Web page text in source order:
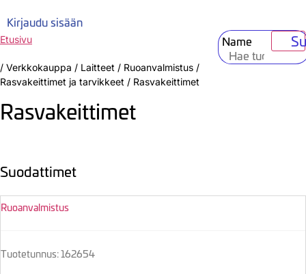
Kirjaudu sisään
Name
Etusivu
/ Verkkokauppa / Laitteet / Ruoanvalmistus /
Rasvakeittimet ja tarvikkeet / Rasvakeittimet
Rasvakeittimet
Suodattimet
Ruoanvalmistus
Tuotetunnus: 162654